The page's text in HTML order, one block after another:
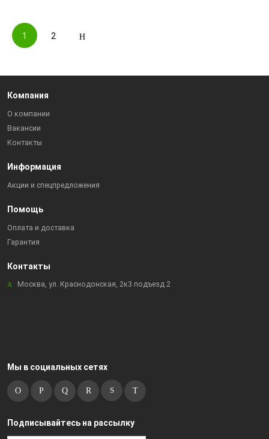
1 2
Компания
О компании
Вакансии
Контакты
Информация
Акции и спецпредложения
Помощь
Оплата и доставка
Гарантия
Контакты
Москва, ул. Краснодонская, 2к3 подъезд 2
Мы в социальных сетях
Подписывайтесь на рассылку